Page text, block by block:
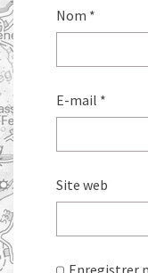
Nom *
E-mail *
Site web